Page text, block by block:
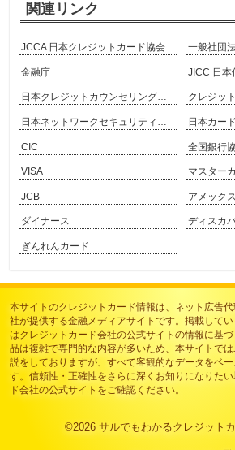
関連リンク
JCCA 日本クレジットカード協会 一般社団
金融庁 JICC 日本
日本クレジットカウンセリング協会
日本ネットワークセキュリティ協会
CIC 全国銀行
VISA マスター
JCB アメックス
ダイナース ディスカ
ぎんれんカード
本サイトのクレジットカード情報は、 ネット広告
社が提供する金融メディアサイトです。掲載して
はクレジットカード会社の公式サイトの情報に基
品は複雑で専門的な内容が多いため、本サイトで
説をしておりますが、すべて客観的なデータをベ
す。信頼性・正確性をさらに深くお知りになりた
ド会社の公式サイトをご確認ください。
©2026 サルでもわかるクレジット